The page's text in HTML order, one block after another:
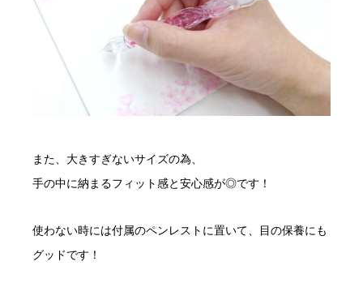
また、大きすぎないサイズの為、
手の中に納まるフィット感と安心感が◎です！
使わない時には付属のペンレストに置いて、目の保養にも
グッドです！